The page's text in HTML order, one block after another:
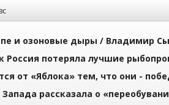
и озоновые дыры / Владимир
Россия потеряла лучшие
от «Яблока» тем, что они -
рассказала о